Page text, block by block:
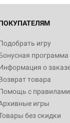
игру
программа
о
товара
с правилами
игры
без скидки